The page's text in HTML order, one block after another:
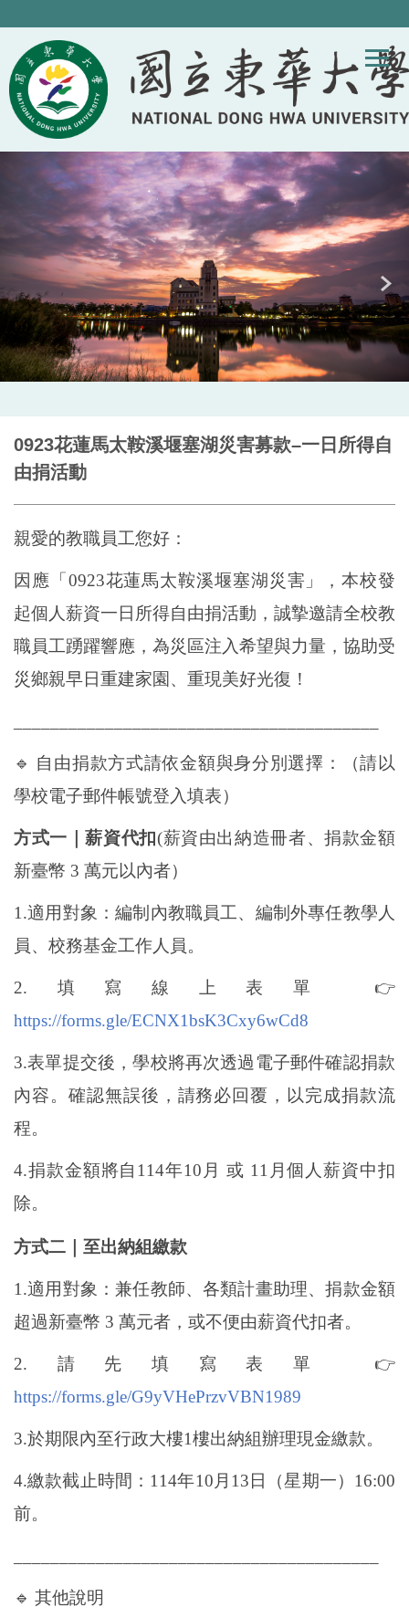
到
要
內
容
0923花蓮馬太鞍溪堰塞湖災害募款–一日所得自
由捐活動
親愛的教職員工您好：
因應「0923花蓮馬太鞍溪堰塞湖災害」，本校發
起個人薪資一日所得自由捐活動，誠摯邀請全校教
職員工踴躍響應，為災區注入希望與力量，協助受
災鄉親早日重建家園、重現美好光復！
🔹 自由捐款方式請依金額與身分別選擇：（請以
學校電子郵件帳號登入填表）
方式一｜薪資代扣(薪資由出納造冊者、捐款金額
新臺幣 3 萬元以內者）
1.適用對象：編制內教職員工、編制外專任教學人
員、校務基金工作人員。
2. 填寫線上表單 👉
https://forms.gle/ECNX1bsK3Cxy6wCd8
3.表單提交後，學校將再次透過電子郵件確認捐款
內容。確認無誤後，請務必回覆，以完成捐款流
程。
4.捐款金額將自114年10月 或 11月個人薪資中扣
除。
方式二｜至出納組繳款
1.適用對象：兼任教師、各類計畫助理、捐款金額
超過新臺幣 3 萬元者，或不便由薪資代扣者。
2. 請先填寫表單 👉
https://forms.gle/G9yVHePrzvVBN1989
3.於期限內至行政大樓1樓出納組辦理現金繳款。
4.繳款截止時間：114年10月13日（星期一）16:00
前。
🔹 其他說明